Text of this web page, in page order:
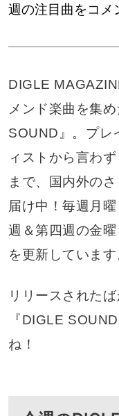
週の注目曲をコメ
DIGLE
メンド楽曲を集
SOUND』。プレ
ィストから言わ
まで、国内外の
届け中！毎週月
週＆第四週の金
を更新しています
リリースされた
『DIGLE
ね！